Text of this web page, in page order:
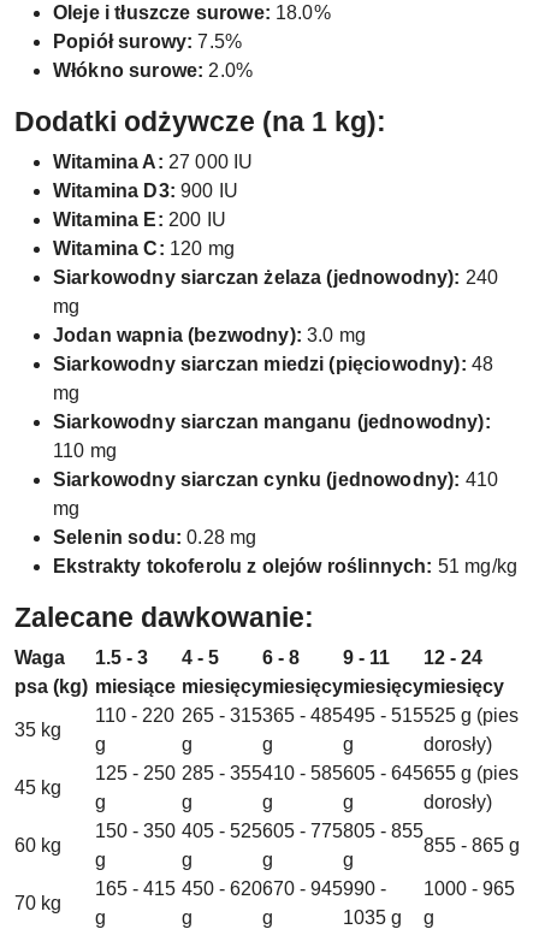
Oleje i tłuszcze surowe: 18.0%
Popiół surowy: 7.5%
Włókno surowe: 2.0%
Dodatki odżywcze (na 1 kg):
Witamina A: 27 000 IU
Witamina D3: 900 IU
Witamina E: 200 IU
Witamina C: 120 mg
Siarkowodny siarczan żelaza (jednowodny): 240
mg
Jodan wapnia (bezwodny): 3.0 mg
Siarkowodny siarczan miedzi (pięciowodny): 48
mg
Siarkowodny siarczan manganu (jednowodny):
110 mg
Siarkowodny siarczan cynku (jednowodny): 410
mg
Selenin sodu: 0.28 mg
Ekstrakty tokoferolu z olejów roślinnych: 51 mg/kg
Zalecane dawkowanie:
Waga
psa (kg)
1.5 - 3
miesiące
4 - 5
miesięcy
6 - 8
miesięcy
9 - 11
miesięcy
12 - 24
miesięcy
35 kg
110 - 220
g
265 - 315
g
365 - 485
g
495 - 515
g
525 g (pies
dorosły)
45 kg
125 - 250
g
285 - 355
g
410 - 585
g
605 - 645
g
655 g (pies
dorosły)
60 kg
150 - 350
g
405 - 525
g
605 - 775
g
805 - 855
g
855 - 865 g
70 kg
165 - 415
g
450 - 620
g
670 - 945
g
990 -
1035 g
1000 - 965
g